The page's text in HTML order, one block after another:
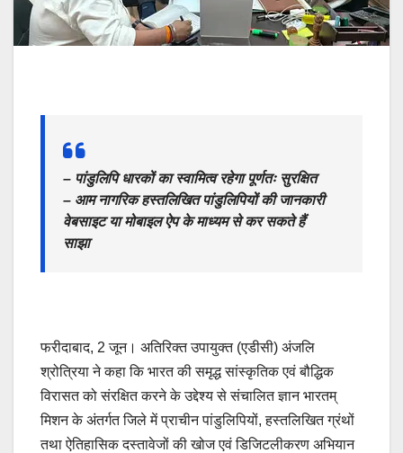
– पांडुलिपि धारकों का स्वामित्व रहेगा पूर्णतः सुरक्षित
– आम नागरिक हस्तलिखित पांडुलिपियों की जानकारी
वेबसाइट या मोबाइल ऐप के माध्यम से कर सकते हैं
साझा
फरीदाबाद, 2 जून। अतिरिक्त उपायुक्त (एडीसी) अंजलि
श्रोत्रिया ने कहा कि भारत की समृद्ध सांस्कृतिक एवं बौद्धिक
विरासत को संरक्षित करने के उद्देश्य से संचालित ज्ञान भारतम्
मिशन के अंतर्गत जिले में प्राचीन पांडुलिपियों, हस्तलिखित ग्रंथों
तथा ऐतिहासिक दस्तावेजों की खोज एवं डिजिटलीकरण अभियान